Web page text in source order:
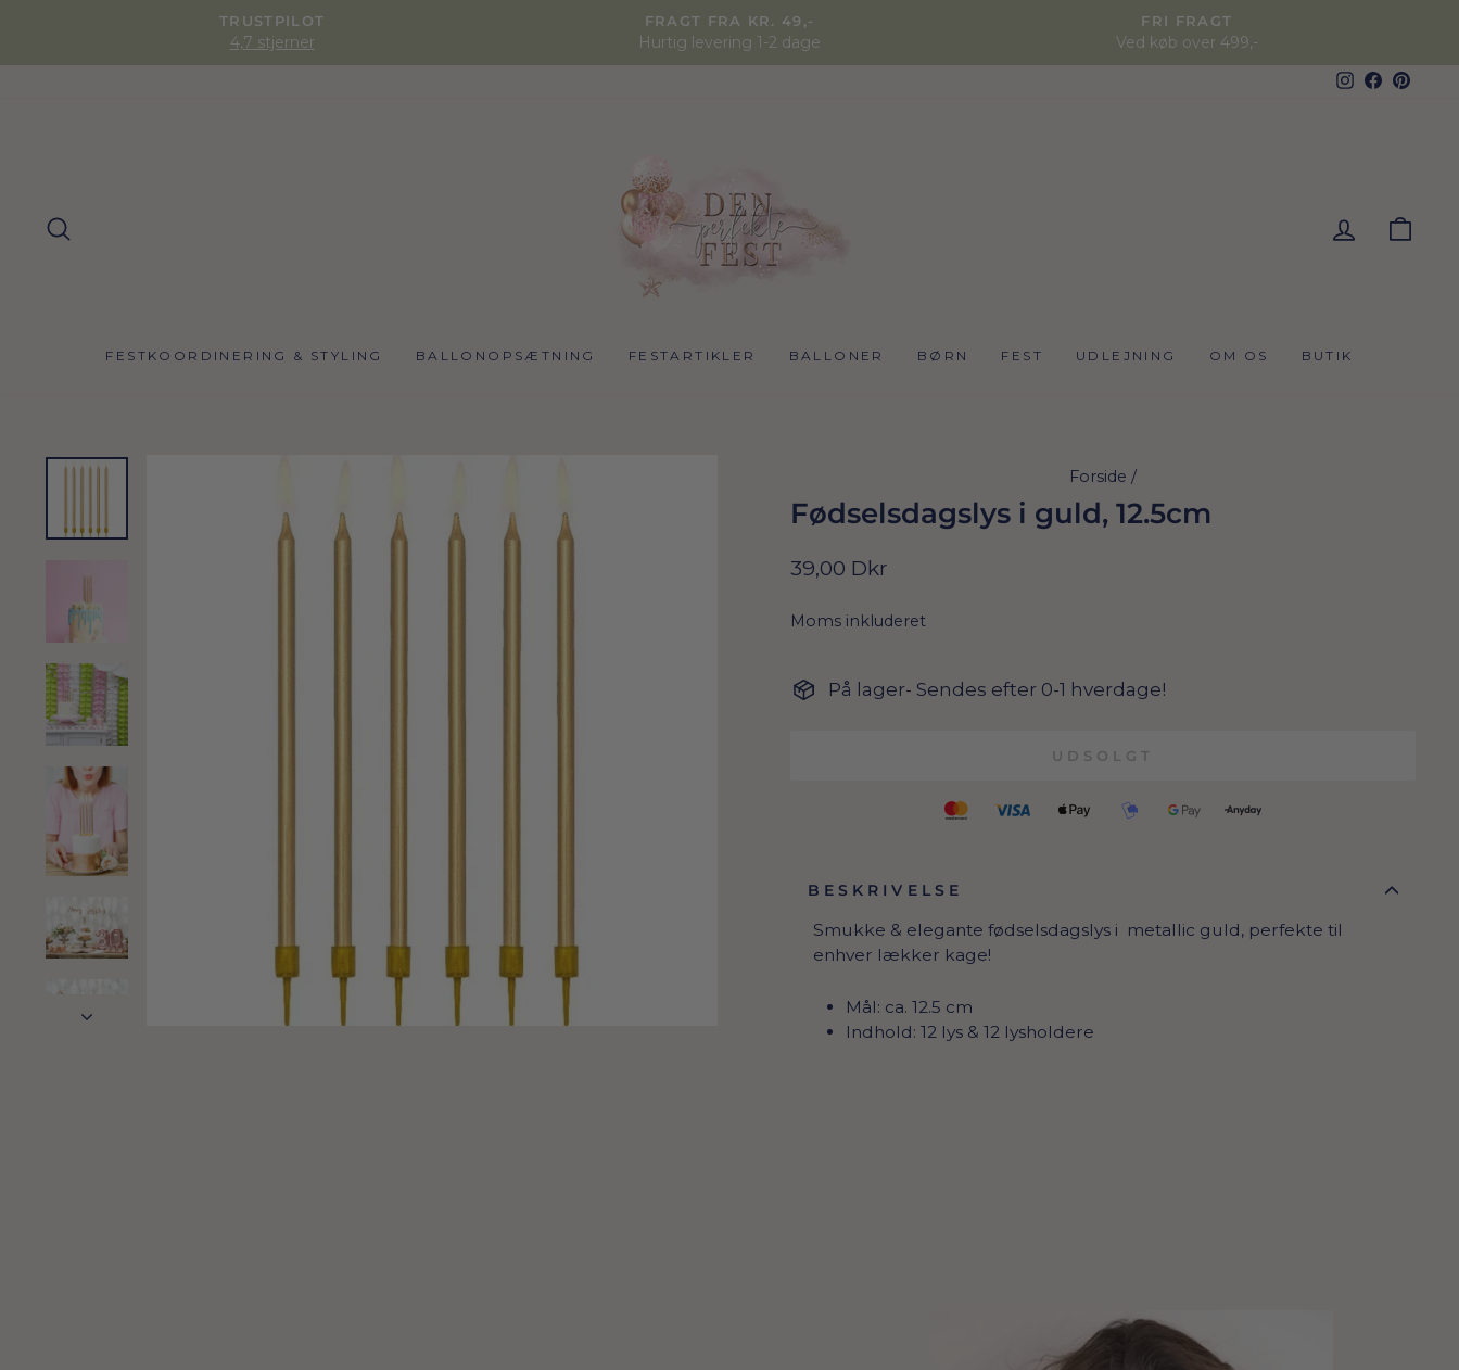
TRUSTPILOT
4,7 stjerner
FRAGT FRA KR. 49,-
Hurtig levering 1-2 dage
FRI FRAGT
Ved køb over 499,-
Instagram
FESTKOORDINERING & STYLING BALLONOPSÆTNING FESTARTIKLER BALLONER BØRN FEST UDLEJNING OM OS BUTIK
Forside /
Fødselsdagslys i guld, 12.5cm
Normal
39,00 Dkr
Moms inkluderet
På lager- Sendes efter 0-1 hverdage!
UDSOLGT
BESKRIVELSE
Smukke & elegante fødselsdagslys i metallic guld, perfekte til
enhver lækker kage!
Mål: ca. 12.5 cm
Indhold: 12 lys & 12 lysholdere